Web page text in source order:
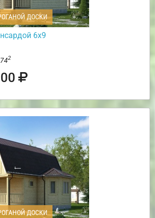
ДОСКИ
6х9
2
ДОСКИ